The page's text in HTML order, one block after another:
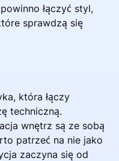
łączyć styl,
sprawdzą się
która łączy
techniczną.
wnętrz są ze sobą
patrzeć na nie jako
zaczyna się od